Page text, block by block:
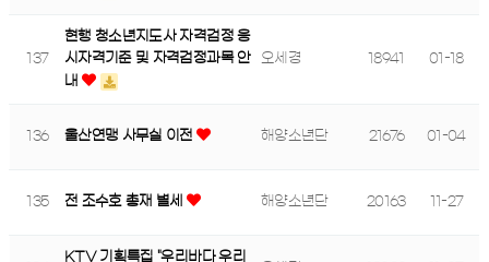
137
현행 청소년지도사 자격검정 응
시자격기준 및 자격검정과목 안
내
오세경 18941 01-18
136 울산연맹 사무실 이전 해양소년단 21676 01-04
135 전 조수호 총재 별세 해양소년단 20163 11-27
KTV 기획특집 "우리바다 우리